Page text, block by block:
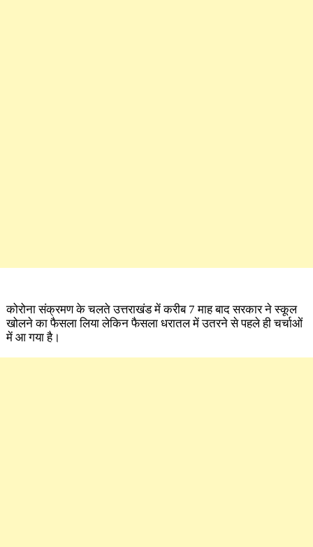
कोरोना संक्रमण के चलते उत्तराखंड में करीब 7 माह बाद सरकार ने स्कूल
खोलने का फैसला लिया लेकिन फैसला धरातल में उतरने से पहले ही चर्चाओं
में आ गया है।